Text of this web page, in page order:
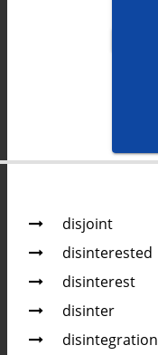
disjoint
disinterested
disinterest
disinter
disintegration